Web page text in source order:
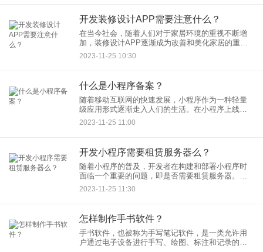
开发装修设计APP需要注意什么？
在当今社会，随着人们对于家居环境的重视不断增
加，装修设计APP逐渐成为改善和美化家居的重要
工具。然而，要成功开发一款受欢迎的装修设计
APP，开发者需要注意多个方面的问题。本文将探
2023-11-25 10:30
什么是小程序备案？
随着移动互联网的快速发展，小程序作为一种轻量
级应用形式逐渐走入人们的生活。在小程序上线运
营之前，开发者或企业需要进行小程序备案。本文
将探讨小程序备案的概念、必要性以及相关流程。
2023-11-25 11:00
开发小程序需要租赁服务器么？
随着小程序的普及，开发者在构建和部署小程序时
面临一个重要的问题，即是否需要租赁服务器。本
文将探讨开发小程序是否需要租赁服务器的必要
性，以及在何种情况下选择租赁服务器是明智的选
2023-11-25 11:30
怎样制作手书软件？
手书软件，也被称为手写笔记软件，是一类允许用
户通过电子设备进行手写、绘图、标注和记录的应